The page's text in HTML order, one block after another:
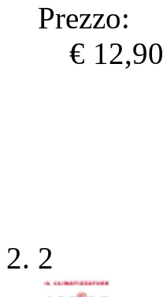
Prezzo:
€ 12,90
2